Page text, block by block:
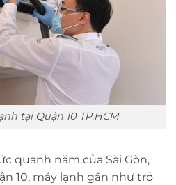
tại Quận 10 TP.HCM
quanh năm của Sài Gòn,
10, máy lạnh gần như trở